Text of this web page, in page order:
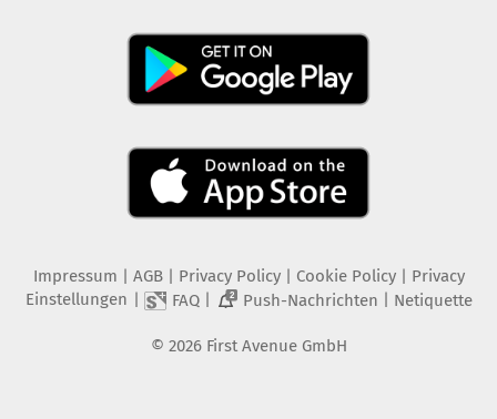
Impressum AGB Privacy Policy| Cookie Policy| Privacy
Einstellungen
FAQ| 2 Push-Nachrichten Netiquette
© 2026 First Avenue GmbH